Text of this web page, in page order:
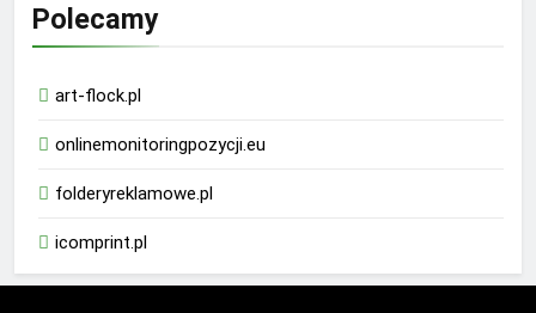
Polecamy
art-flock.pl
onlinemonitoringpozycji.eu
folderyreklamowe.pl
icomprint.pl